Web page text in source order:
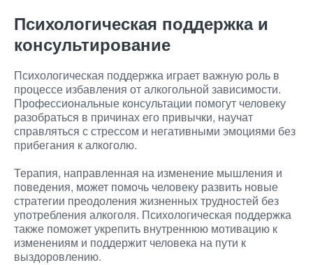
Психологическая поддержка и
консультирование
Психологическая поддержка играет важную роль в
процессе избавления от алкогольной зависимости.
Профессиональные консультации помогут человеку
разобраться в причинах его привычки, научат
справляться с стрессом и негативными эмоциями без
прибегания к алкоголю.
Терапия, направленная на изменение мышления и
поведения, может помочь человеку развить новые
стратегии преодоления жизненных трудностей без
употребления алкоголя. Психологическая поддержка
также поможет укрепить внутреннюю мотивацию к
изменениям и поддержит человека на пути к
выздоровлению.